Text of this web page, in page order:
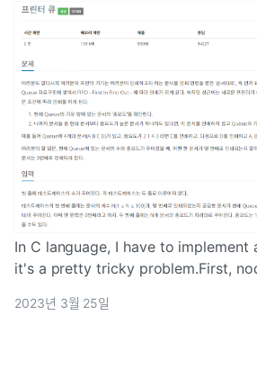
In C language, I have to implement
it's a pretty tricky problem.First,
2023년 3월 25일